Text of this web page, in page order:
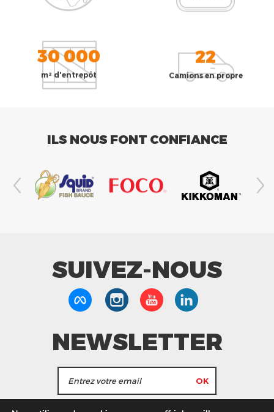
30 000
m² d'entrepôt
22
Camions en propre
ILS NOUS FONT CONFIANCE
SUIVEZ-NOUS
NEWSLETTER
J'accepte de recevoir les actualités et les